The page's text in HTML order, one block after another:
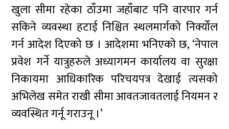
खुला सीमा रहेका ठाँउमा जहाँबाट पनि वारपार गर्न
सकिने व्यवस्था हटाई निश्चित स्थलमार्गको निर्क्योल
गर्न आदेश दिएको छ । आदेशमा भनिएको छ, ‘नेपाल
प्रवेश गर्ने यात्रुहरुले अध्यागमन कार्यालय वा सुरक्षा
निकायमा आधिकारिक परिचयपत्र देखाई त्यसको
अभिलेख समेत राखी सीमा आवतजावतलाई नियमन र
व्यवस्थित गर्नू गराउनू ।’